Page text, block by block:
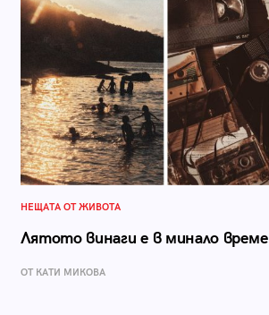
НЕЩАТА ОТ ЖИВОТА
Лятото винаги е в минало време
ОТ КАТИ МИКОВА